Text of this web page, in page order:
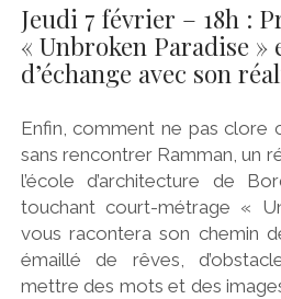
Jeudi 7 février – 18h :
« Unbroken Paradise »
d’échange avec son
Enfin, comment ne pas clore
sans rencontrer Ramman, un
l’école d’architecture de
touchant court-métrage «
vous racontera son chemin
émaillé de rêves,
mettre des mots et des